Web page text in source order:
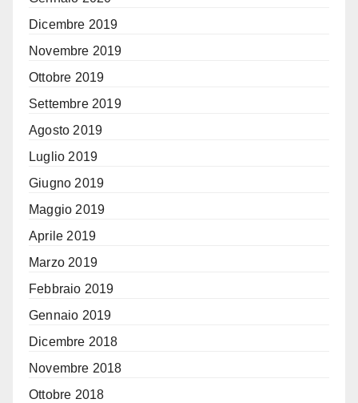
Dicembre 2019
Novembre 2019
Ottobre 2019
Settembre 2019
Agosto 2019
Luglio 2019
Giugno 2019
Maggio 2019
Aprile 2019
Marzo 2019
Febbraio 2019
Gennaio 2019
Dicembre 2018
Novembre 2018
Ottobre 2018